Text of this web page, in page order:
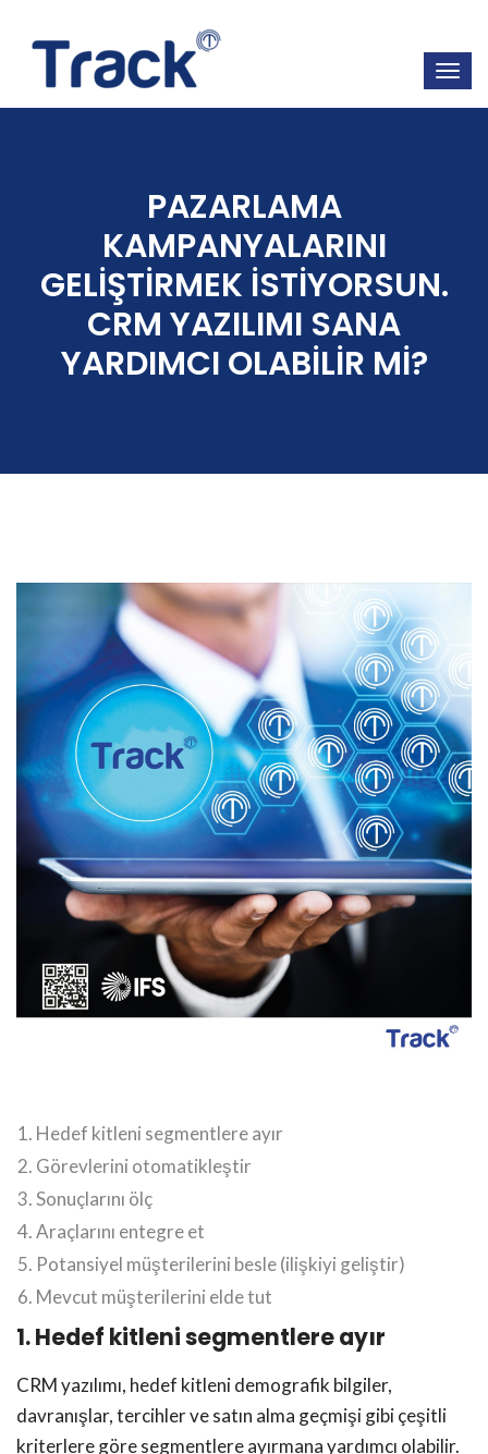
PAZARLAMA
KAMPANYALARINI
GELİŞTİRMEK İSTİYORSUN.
CRM YAZILIMI SANA
YARDIMCI OLABİLİR Mİ?
Hedef kitleni segmentlere ayır
Görevlerini otomatikleştir
Sonuçlarını ölç
Araçlarını entegre et
Potansiyel müşterilerini besle (ilişkiyi geliştir)
Mevcut müşterilerini elde tut
1. Hedef kitleni segmentlere ayır
CRM yazılımı, hedef kitleni demografik bilgiler,
davranışlar, tercihler ve satın alma geçmişi gibi çeşitli
kriterlere göre segmentlere ayırmana yardımcı olabilir.